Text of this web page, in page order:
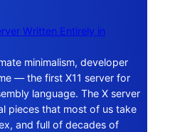
Written Entirely in
minimalism, developer
— the first X11 server for
language. The X server
pieces that most of us take
and full of decades of